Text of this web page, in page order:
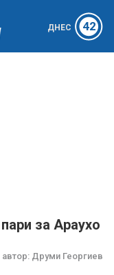
ДНЕС 42
за Араухо
автор: Друми Георгиев